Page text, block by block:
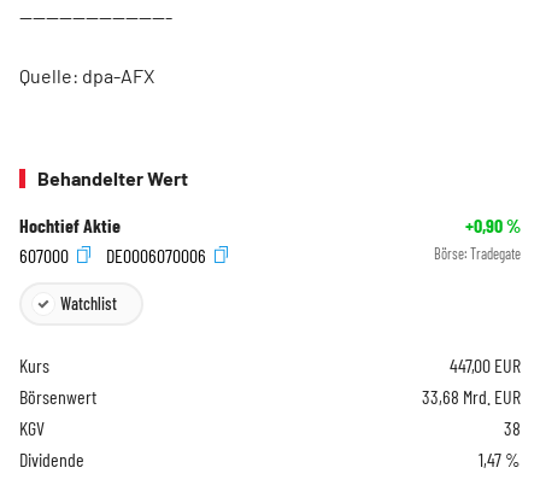
-----------------------
Quelle: dpa-AFX
Behandelter Wert
Hochtief Aktie +0,90%
607000
DE0006070006 Börse: Tradegate
Watchlist
Kurs 447,00 EUR
Börsenwert
33,68 Mrd. EUR
KGV
38
Dividende
1,47 %